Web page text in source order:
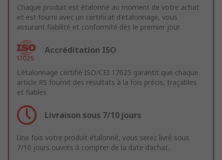
Chaque produit est étalonné au moment de votre achat
et est fourni avec un certificat d'étalonnage, vous
assurant fiabilité et conformité dès le premier jour
Accréditation ISO
L'étalonnage certifié ISO/CEI 17025 garantit que chaque
article RS fournit des résultats à la fois précis, traçables
et fiables
Livraison sous 7/10 jours
Une fois votre produit étalonné, vous serez livré sous
7/10 jours ouvrés à compter de la date d’achat.